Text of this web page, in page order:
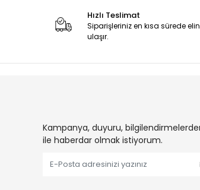
Hızlı Teslimat
Siparişleriniz en kısa sürede
ulaşır.
Kampanya, duyuru,
ile haberdar olmak istiyorum.